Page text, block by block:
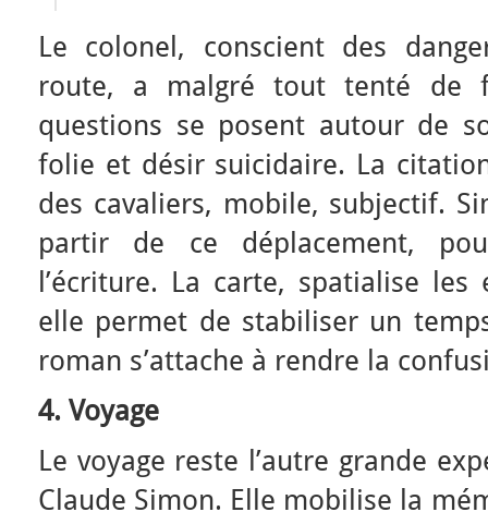
Le colonel, conscient des
route, a malgré tout tenté de
questions se posent autour de
folie et désir suicidaire. La
des cavaliers, mobile, subjectif.
partir de ce déplacement,
l’écriture. La carte, spatialise
elle permet de stabiliser un
roman s’attache à rendre la
4. Voyage
Le voyage reste l’autre grande
Claude Simon. Elle mobilise la